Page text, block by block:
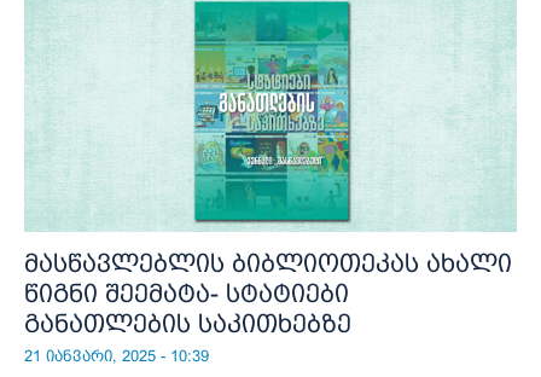
მასწავლებლის ბიბლიოთეკას ახალი
წიგნი შეემატა- სტატიები
განათლების საკითხებზე
21 იანვარი, 2025 - 10:39